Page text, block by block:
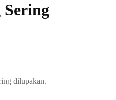
dilupakan.